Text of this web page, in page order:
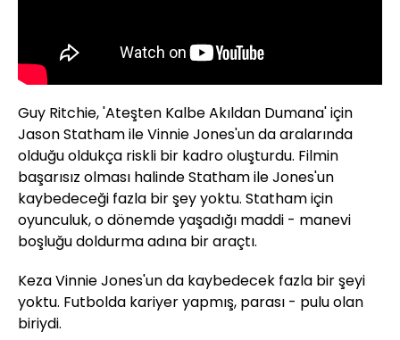
Guy Ritchie, 'Ateşten Kalbe Akıldan Dumana' için
JasonStathamileVinnieJones'un da aralarında
olduğu oldukça riskli bir kadro oluşturdu. Filmin
başarısız olması halindeStathamileJones'un
kaybedeceği fazla bir şey yoktu. Stathamiçin
oyunculuk, o dönemde yaşadığı maddi - manevi
boşluğu doldurma adına bir araçtı.
KezaVinnieJones'un da kaybedecek fazla bir şeyi
yoktu. Futbolda kariyer yapmış, parası - pulu olan
biriydi.